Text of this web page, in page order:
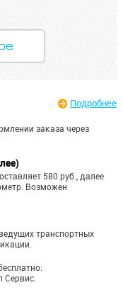
Подробнее
заказа через
580 руб., далее
Возможен
транспортных